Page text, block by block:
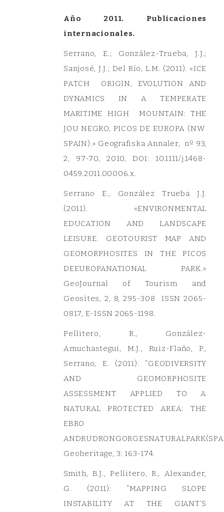
Año 2011. Publicaciones
internacionales.
Serrano, E.; González-Trueba, J.J.;
Sanjosé, J.J.; Del Río, L.M. (2011). «ICE
PATCH ORIGIN, EVOLUTION AND
DYNAMICS IN A TEMPERATE
MARITIME HIGH MOUNTAIN: THE
JOU NEGRO, PICOS DE EUROPA (NW
SPAIN).» Geografiska Annaler, nº 93,
2, 97-70, 2010, DOI: 10.1111/j.1468-
0459.2011.00006.x.
Serrano E., González Trueba J.J.
(2011). «ENVIRONMENTAL
EDUCATION AND LANDSCAPE
LEISURE. GEOTOURIST MAP AND
GEOMORPHOSITES IN THE PICOS
DEEUROPANATIONAL PARK.»
GeoJournal of Tourism and
Geosites, 2, 8, 295-308 ISSN 2065-
0817, E-ISSN 2065-1198.
Pellitero, R., González-
Amuchastegui, M.J., Ruiz-Flaño, P.,
Serrano, E. (2011): “GEODIVERSITY
AND GEOMORPHOSITE
ASSESSMENT APPLIED TO A
NATURAL PROTECTED AREA: THE
EBRO
Geoheritage, 3: 163-174.
Smith, B.J., Pellitero, R., Alexander,
G. (2011): “MAPPING SLOPE
INSTABILITY AT THE GIANT’S